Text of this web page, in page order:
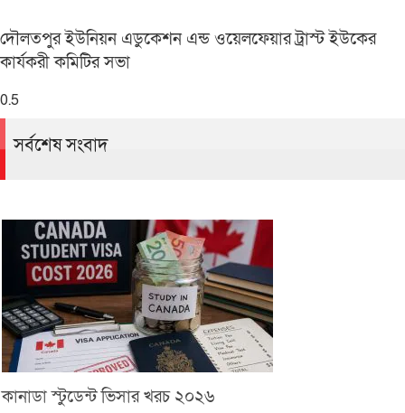
দৌলতপুর ইউনিয়ন এডুকেশন এন্ড ওয়েলফেয়ার ট্রাস্ট ইউকের
কার্যকরী কমিটির সভা
সর্বশেষ সংবাদ
কানাডা স্টুডেন্ট ভিসার খরচ ২০২৬